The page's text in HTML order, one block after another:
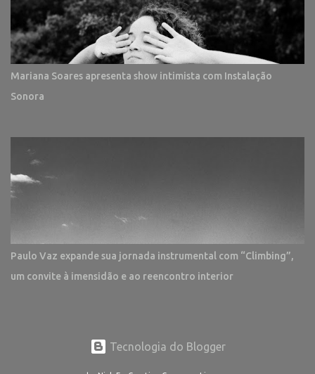
Mariana Soares apresenta show intimista com Instalação
Sonora
Paulo Vaz expande sua jornada instrumental com “Climbing”,
um convite à imensidão e ao reencontro interior
Tecnologia do Blogger